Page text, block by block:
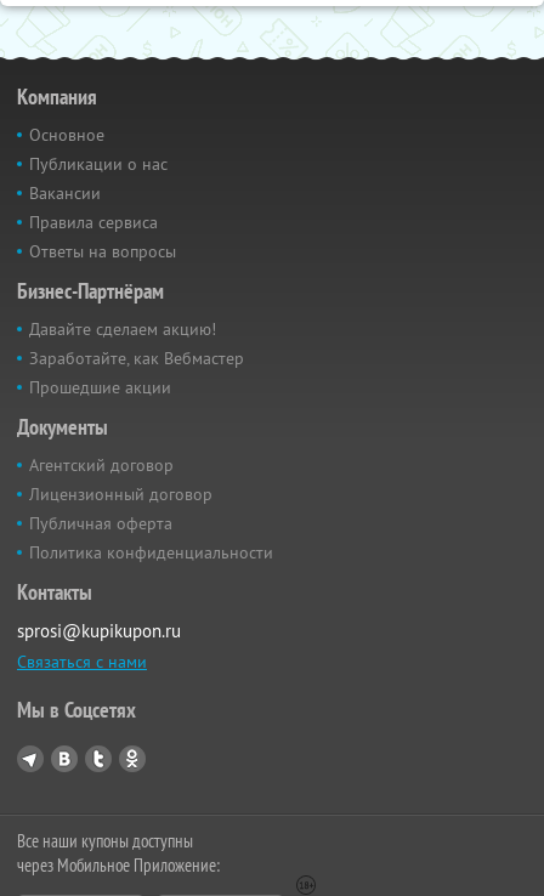
Компания
Основное
Публикации о нас
Вакансии
Правила сервиса
Ответы на вопросы
Бизнес-Партнёрам
Давайте сделаем акцию!
Заработайте, как Вебмастер
Прошедшие акции
Документы
Агентский договор
Лицензионный договор
Публичная оферта
Политика конфиденциальности
Контакты
sprosi@kupikupon.ru
Связаться с нами
Мы в Соцсетях
Все наши купоны доступны
через Мобильное Приложение: